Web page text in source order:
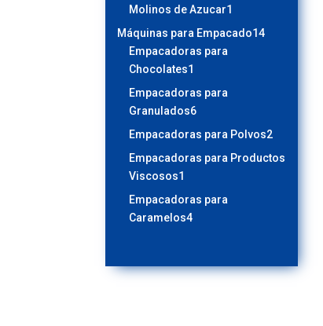
Molinos de Azucar1
producto
Máquinas para Empacado1414
Empacadoras para
Chocolates1
Empacadoras para
Granulados66
productos
Empacadoras para Polvos2
Empacadoras para Productos
Viscosos1
Empacadoras para
Caramelos44